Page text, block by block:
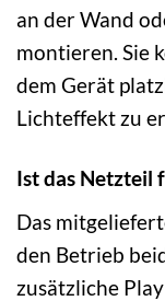
an der Wand
montieren. Sie
dem Gerät
Lichteffekt zu
Ist das Netzteil
Das
den Betrieb
zusätzliche